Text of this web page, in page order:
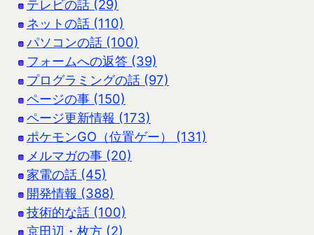
テレビの話 (29)
ネットの話 (110)
パソコンの話 (100)
フォームへの返答 (39)
プログラミングの話 (97)
ページの事 (150)
ページ更新情報 (173)
ポケモンGO（位置ゲー） (131)
メルマガの事 (20)
家電の話 (45)
開発情報 (388)
技術的な話 (100)
京田辺・枚方 (2)